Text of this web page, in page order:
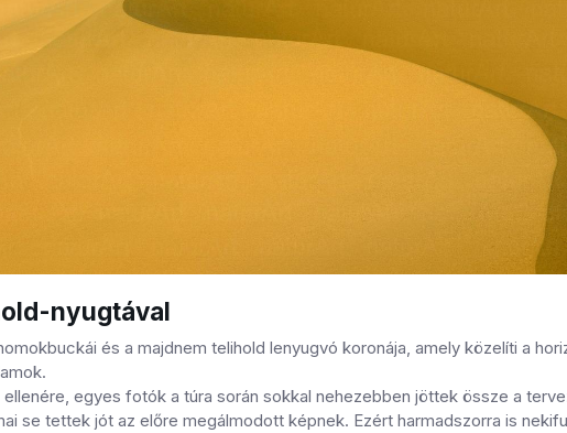
nyugtával
és a majdnem telihold lenyugvó koronája, amely közelíti a
egyes fotók a túra során sokkal nehezebben jöttek össze a
se tettek jót az előre megálmodott képnek. Ezért harmadszorra is